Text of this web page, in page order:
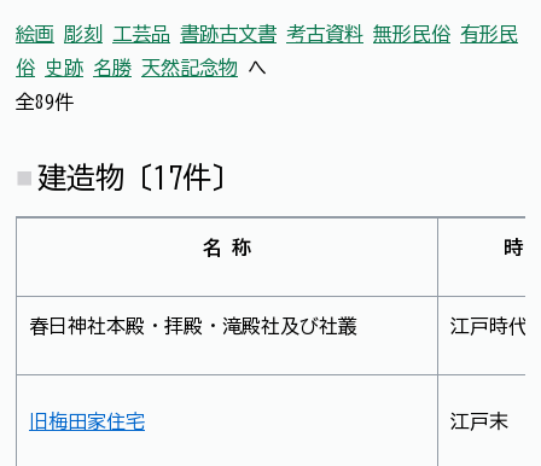
絵画 彫刻 工芸品 書跡古文書 考古資料 無形民俗 有形民
俗
史跡 名勝 天然記念物 へ
全89件
建造物〔17件〕
名 称 時
春日神社本殿・拝殿・滝殿社及び社叢 江戸時代
旧梅田家住宅 江戸末